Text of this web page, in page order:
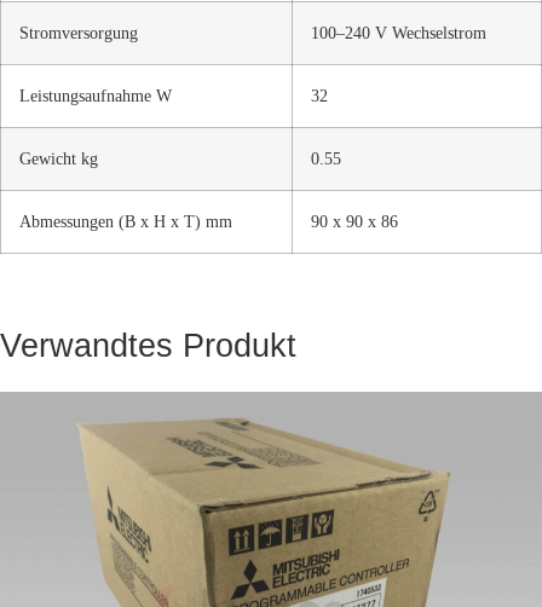
Stromversorgung 100–240 V Wechselstrom
Leistungsaufnahme W 32
Gewicht kg 0.55
Abmessungen (B x H x T) mm 90 x 90 x 86
Verwandtes Produkt